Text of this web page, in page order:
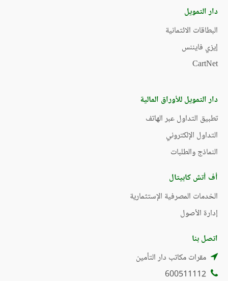
دار التمويل
البطاقات الائتمانية
إيزي فايننس
CartNet
دار التمويل للأوراق المالية
تطبيق التداول عبر الهاتف
التداول الإلكتروني
النماذج والطلبات
أف أتش كابيتال
الخدمات المصرفية الإستثمارية
إدارة الأصول
اتصل بنا
مقرات مكاتب دار التأمين
600511112